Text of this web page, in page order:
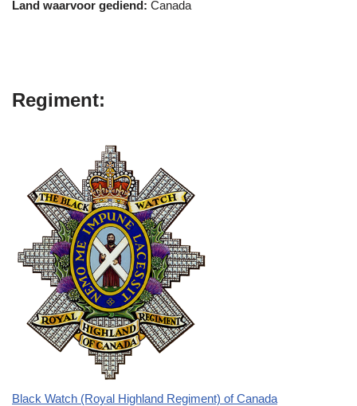
Land waarvoor gediend: Canada
Regiment:
Black Watch (Royal Highland Regiment) of Canada